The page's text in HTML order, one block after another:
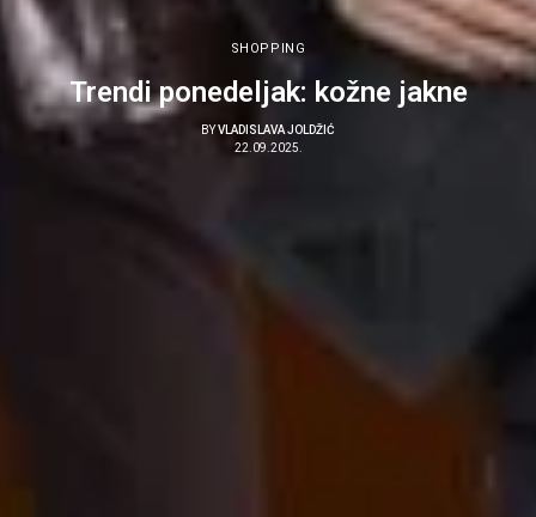
SHOPPING
Trendi ponedeljak: kožne jakne
BYVLADISLAVA JOLDŽIĆ
22.09.2025.